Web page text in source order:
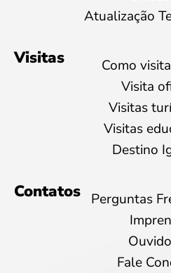
Atualização
Visitas
Como
Visita
Visitas
Visitas
Destino
Contatos
Perguntas
Fale